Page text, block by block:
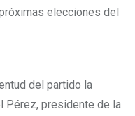
elecciones del
del partido la
Pérez, presidente de la